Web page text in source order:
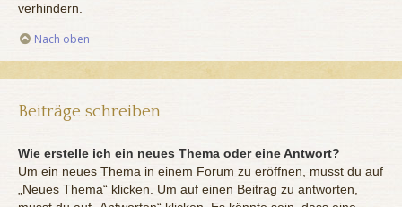
verhindern.
Nach oben
Beiträge schreiben
Wie erstelle ich ein neues Thema oder eine Antwort?
Um ein neues Thema in einem Forum zu eröffnen, musst du auf
„Neues Thema“ klicken. Um auf einen Beitrag zu antworten,